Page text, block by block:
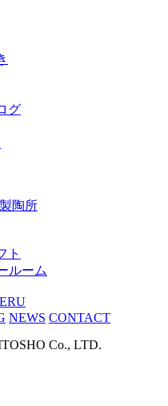
グ
陶所
ト
ルーム
NEWS CONTACT
Co., LTD.